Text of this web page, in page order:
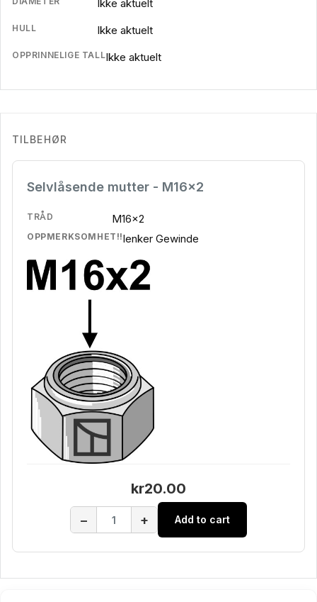
Ikke aktuelt
HULL Ikke aktuelt
OPPRINNELIGE TALLIkke aktuelt
TILBEHØR
Selvlåsende mutter - M16x2
TRÅD M16x2
OPPMERKSOMHET!!lenker Gewinde
kr20.00
− + Add to cart